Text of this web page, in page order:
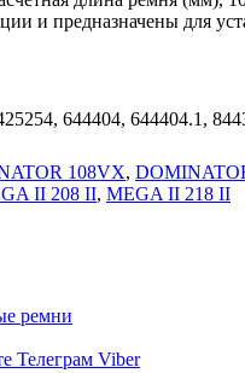
и предназначены для
644404, 644404.1,
108VX,
II 208 II, MEGA II 218 II
ремни
Телеграм Viber